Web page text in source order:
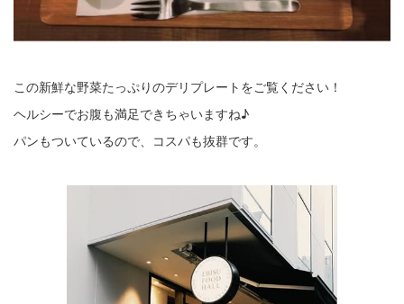
この新鮮な野菜たっぷりのデリプレートをご覧ください！
ヘルシーでお腹も満足できちゃいますね♪
パンもついているので、コスパも抜群です。